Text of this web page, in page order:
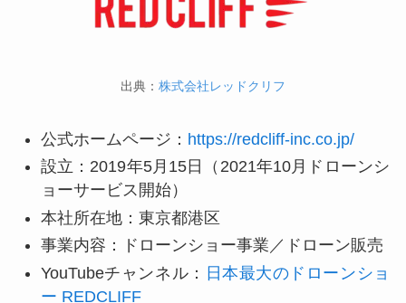
出典： 株式会社レッドクリフ
公式ホームページ： https://redcliff-inc.co.jp/
設立：2019年5月15日（2021年10月ドローンシ
ョーサービス開始）
本社所在地：東京都港区
事業内容：ドローンショー事業／ドローン販売
YouTubeチャンネル： 日本最大のドローンショ
ー REDCLIFF